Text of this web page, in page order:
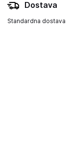
Dostava
Standardna dostava